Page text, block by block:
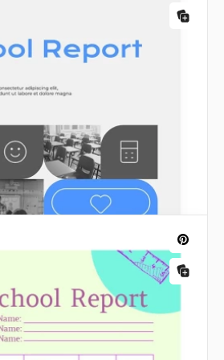
de style moderne
pour créer un journal
que pour enregistrer
des élèves.